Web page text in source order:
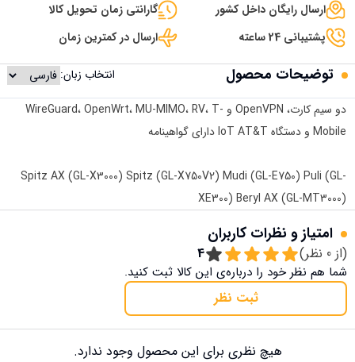
ارسال رایگان داخل کشور
گارانتی زمان تحویل کالا
پشتیبانی 24 ساعته
ارسال در کمترین زمان
توضیحات محصول
انتخاب زبان:
دو سیم کارت، OpenVPN و WireGuard، OpenWrt، MU-MIMO، RV، T-
Mobile و دستگاه IoT AT&T دارای گواهینامه
Spitz AX (GL-X3000) Spitz (GL-X750V2) Mudi (GL-E750) Puli (GL-
XE300) Beryl AX (GL-MT3000)
امتیاز و نظرات کاربران
(از 0 نظر) 4
شما هم نظر خود را درباره‌ی این کالا ثبت کنید.
ثبت نظر
هیچ نظری برای این محصول وجود ندارد.